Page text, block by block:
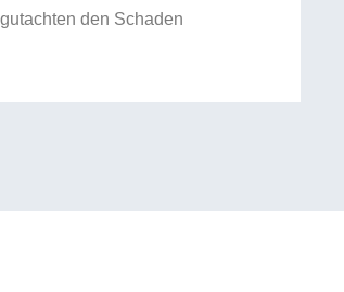
den Schaden